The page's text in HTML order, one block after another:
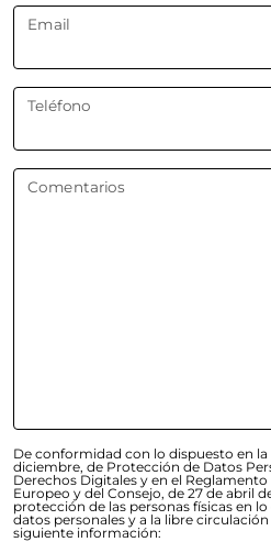
Email
Teléfono
Comentarios
De conformidad con lo dispuesto en la
diciembre, de Protección de Datos
Derechos Digitales y en el Reglamento
Europeo y del Consejo, de 27 de abril
protección de las personas físicas en
datos personales y a la libre
siguiente información: